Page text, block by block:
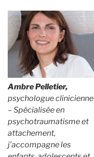
Ambre Pelletier,
psychologue clinicienne
– Spécialisée en
psychotraumatisme et
attachement,
j’accompagne les